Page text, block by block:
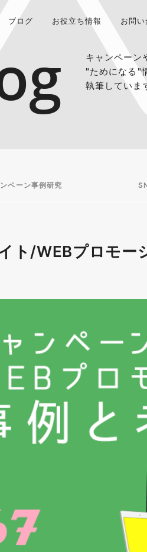
ブログ お役立ち情報 お問
キャンペーン
"ためになる"
執筆していま
ペーン事例研究
イト/WEBプロモ